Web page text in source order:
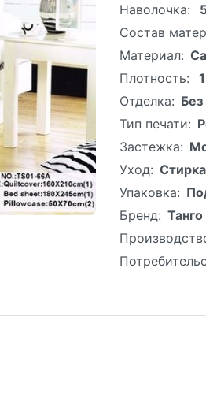
Наволочка:
Состав
Материал:
Плотность:
Отделка:
Тип печати:
Застежка:
Уход:
Упаковка:
Бренд: Танго